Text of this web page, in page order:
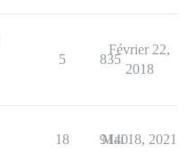
5 835
Février 22,
2018
18 9140
Mai 18, 2021